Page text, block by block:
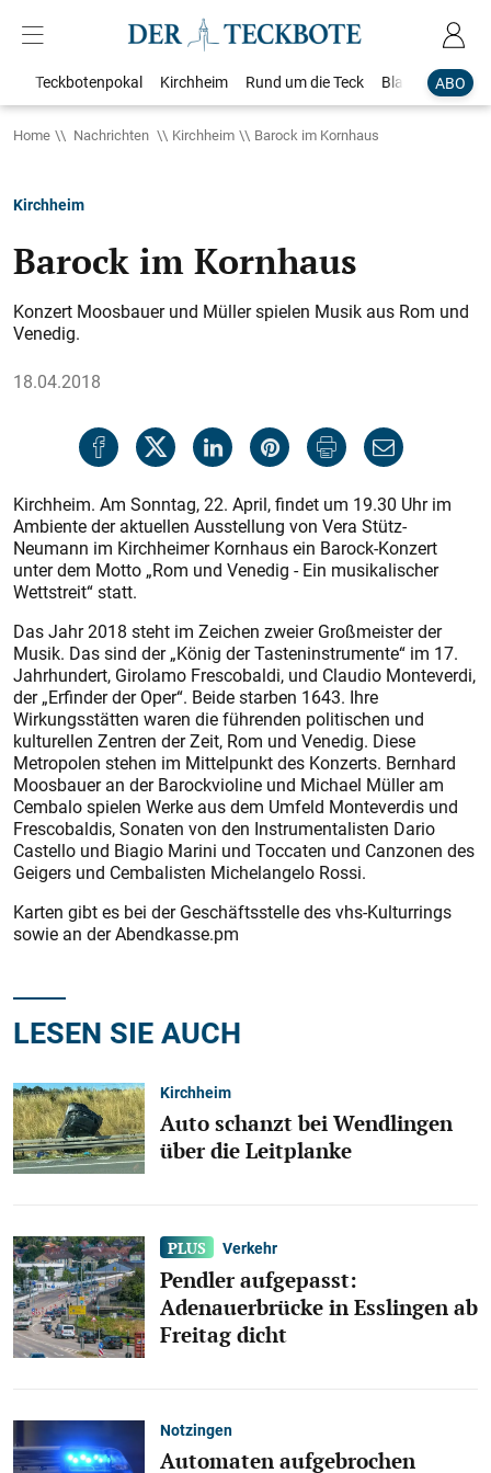
ABO
Teckbotenpokal Kirchheim Rund um die Teck Blaulicht
Home Nachrichten Kirchheim Barock im Kornhaus
Kirchheim
Barock im Kornhaus
Konzert Moosbauer und Müller spielen Musik aus Rom und
Venedig.
18.04.2018
Kirchheim. Am Sonntag, 22. April, findet um 19.30 Uhr im
Ambiente der aktuellen Ausstellung von Vera Stütz-
Neumann im Kirchheimer Kornhaus ein Barock-Konzert
unter dem Motto „Rom und Venedig - Ein musikalischer
Wettstreit“ statt.
Das Jahr 2018 steht im Zeichen zweier Großmeister der
Musik. Das sind der „König der Tasteninstrumente“ im 17.
Jahrhundert, Girolamo Frescobaldi, und Claudio Monteverdi,
der „Erfinder der Oper“. Beide starben 1643. Ihre
Wirkungsstätten waren die führenden politischen und
kulturellen Zentren der Zeit, Rom und Venedig. Diese
Metropolen stehen im Mittelpunkt des Konzerts. Bernhard
Moosbauer an der Barockvioline und Michael Müller am
Cembalo spielen Werke aus dem Umfeld Monteverdis und
Frescobaldis, Sonaten von den Instrumentalisten Dario
Castello und Biagio Marini und Toccaten und Canzonen des
Geigers und Cembalisten Michelangelo Rossi.
Karten gibt es bei der Geschäftsstelle des vhs-Kulturrings
sowie an der Abendkasse.pm
LESEN SIE AUCH
Kirchheim
Auto schanzt bei Wendlingen
über die Leitplanke
Verkehr
Pendler aufgepasst:
Adenauerbrücke in Esslingen ab
Freitag dicht
Notzingen
Automaten aufgebrochen